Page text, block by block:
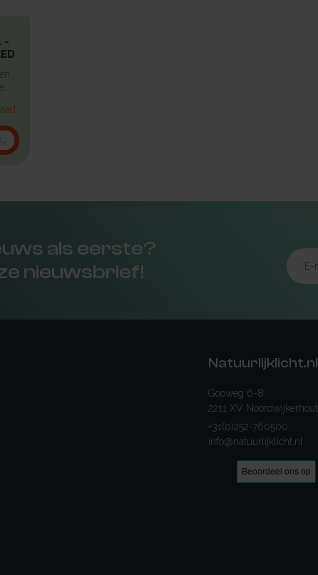
-
als eerste?
nieuwsbrief!
Natuurlijklicht.nl
Gooweg 6-8
2211 XV Noordwijkerhout
+31(0)252-760500
info@natuurlijklicht.nl